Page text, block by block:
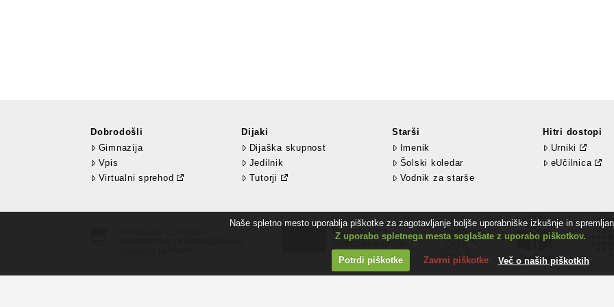
Dobrodošli
Gimnazija
Vpis
Virtualni sprehod
Dijaki
Dijaška skupnost
Jedilnik
Tutorji
Starši
Imenik
Šolski koledar
Vodnik za starše
Hitri dostopi
Urniki
eUčilnica
Naše spletno mesto uporablja piškotke za zagotavljanje boljše uporabniške izkušnje in
Z uporabo spletnega mesta soglašate z uporabo piškotkov.
Potrdi piškotke Zavrni piškotke Več o naših piškotkih